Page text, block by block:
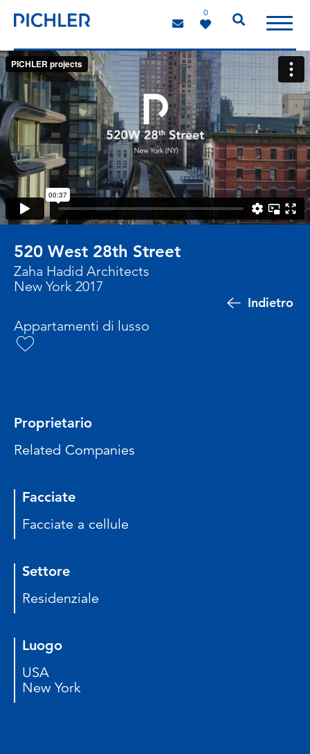
0
Indietro
520 West 28th Street
Zaha Hadid Architects
New York 2017
Appartamenti di lusso
Proprietario
Related Companies
Facciate
Facciate a cellule
Settore
Residenziale
Luogo
USA
New York